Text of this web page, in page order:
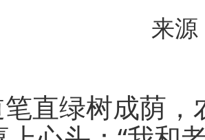
来源
直绿树成荫